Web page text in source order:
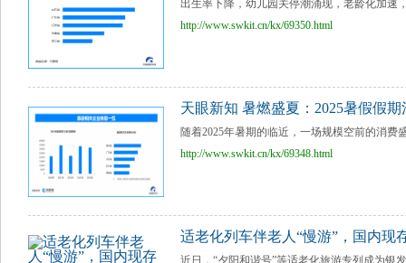
出生率下降，幼儿园关停潮涌现，老龄化加速
http://www.swkit.cn/kx/69350.html
天眼新知 暑燃盛夏：2025暑假假
随着2025年暑期的临近，一场规模空前的消
http://www.swkit.cn/kx/69348.html
适老化列车伴老人“慢游”，国内现
近日，“夕阳和谐号”等适老化旅游专列成为银